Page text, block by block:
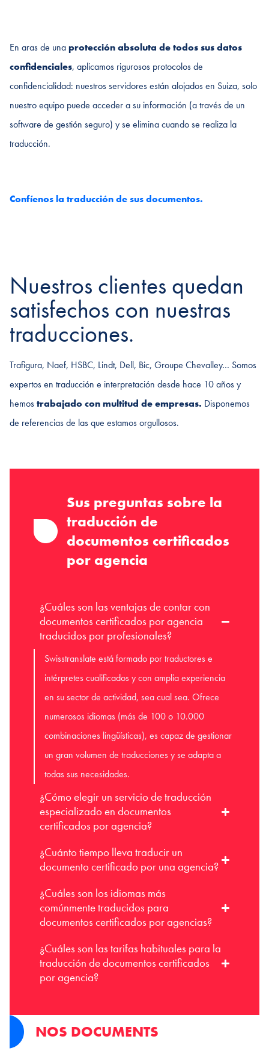
En aras de unaprotección absoluta de todos sus datos
confidenciales, aplicamos rigurosos protocolos de
confidencialidad: nuestros servidores están alojados en Suiza, solo
nuestro equipo puede acceder a su información (a través de un
software de gestión seguro) y se elimina cuando se realiza la
traducción.
Confíenos la traducción de sus documentos.
Nuestros clientes quedan
satisfechos con nuestras
traducciones.
Trafigura, Naef, HSBC, Lindt, Dell, Bic, Groupe Chevalley… Somos
expertos en traducción e interpretación desde hace 10 años y
hemostrabajado con multitud de empresas. Disponemos
de referencias de las que estamos orgullosos.
Sus preguntas sobre la
traducción de
documentos certificados
por agencia
¿Cuáles son las ventajas de contar con
documentos certificados por agencia
traducidos por profesionales?
Swisstranslate está formado por traductores e
intérpretes cualificados y con amplia experiencia
en su sector de actividad, sea cual sea. Ofrece
numerosos idiomas (más de 100 o 10.000
combinaciones lingüísticas), es capaz de gestionar
un gran volumen de traducciones y se adapta a
todas sus necesidades.
¿Cómo elegir un servicio de traducción
especializado en documentos
certificados por agencia?
¿Cuánto tiempo lleva traducir un
documento certificado por una agencia?
¿Cuáles son los idiomas más
comúnmente traducidos para
documentos certificados por agencias?
¿Cuáles son las tarifas habituales para la
traducción de documentos certificados
por agencia?
NOS DOCUMENTS